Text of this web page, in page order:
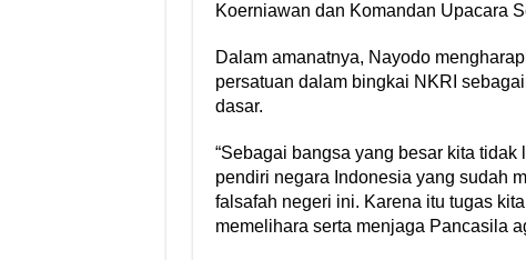
Koerniawan dan Komandan Upacara
Dalam amanatnya, Nayodo
persatuan dalam bingkai NKRI
dasar.
“Sebagai bangsa yang besar kita
pendiri negara Indonesia yang sudah
falsafah negeri ini. Karena itu tugas
memelihara serta menjaga Pancasila